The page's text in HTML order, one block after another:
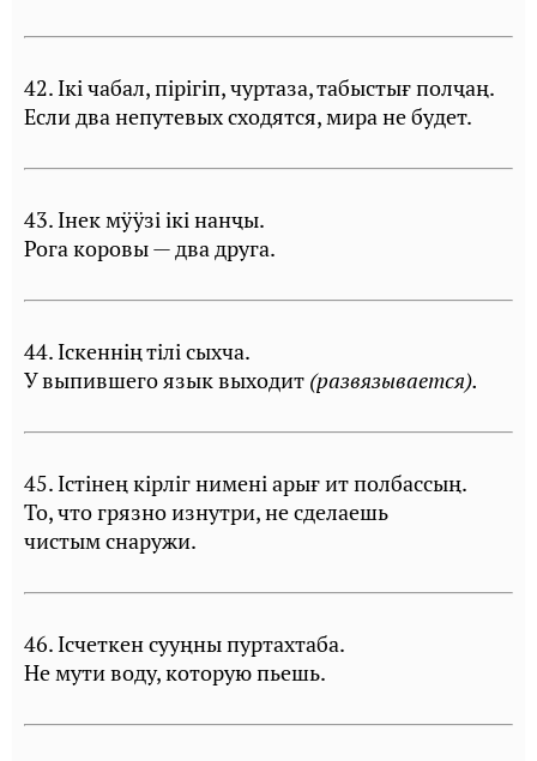
42. Iкi чабал, пiрiгiп, чуртаза, табыстығ полҷаң.
Если два непутевых сходятся, мира не будет.
43. Iнек мÿÿзi iкi нанҷы.
Рога коровы — два друга.
44. Icкеннiң тiлi сыхча.
У выпившего язык выходит (развязывается).
45. Iстiнең кiрлiг нименi арығ ит полбассың.
То, что грязно изнутри, не сделаешь
чистым снаружи.
46. Iсчеткен сууңны пуртахтаба.
Не мути воду, которую пьешь.